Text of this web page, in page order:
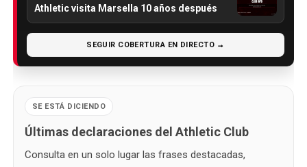
Athletic visita Marsella 10 años después
SEGUIR COBERTURA EN DIRECTO →
SE ESTÁ DICIENDO
Últimas declaraciones del Athletic Club
Consulta en un solo lugar las frases destacadas,